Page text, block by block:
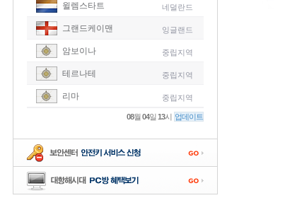
-
윌렘스타트 네덜란드
그랜드케이맨 잉글랜드
암보이나 중립지역
테르나테 중립지역
리마 중립지역
08월04일13시 업데이트